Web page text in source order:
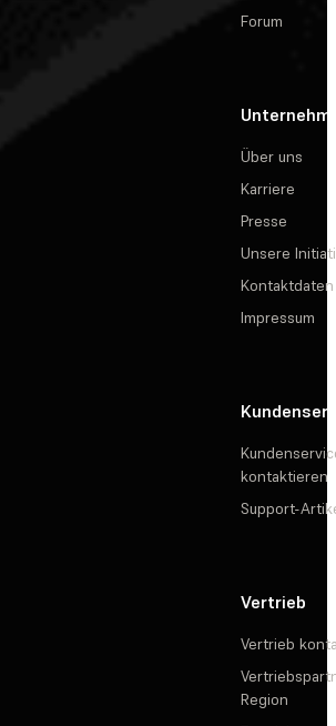
Forum
Über uns
Karriere
Presse
Unsere
Kontaktdaten
Impressum
kontaktieren
Support-
Vertrieb
Vertrieb
Region